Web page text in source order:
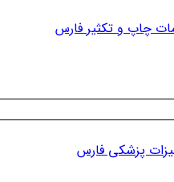
چاپ و تکثیر فارس
پزشکی فارس